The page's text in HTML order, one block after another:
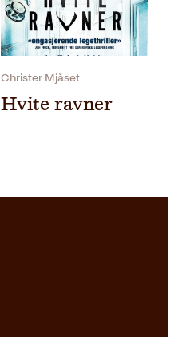
Christer Mjåset
Hvite ravner